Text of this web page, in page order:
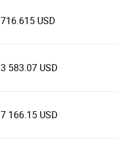
716.615 USD
3 583.07 USD
7 166.15 USD